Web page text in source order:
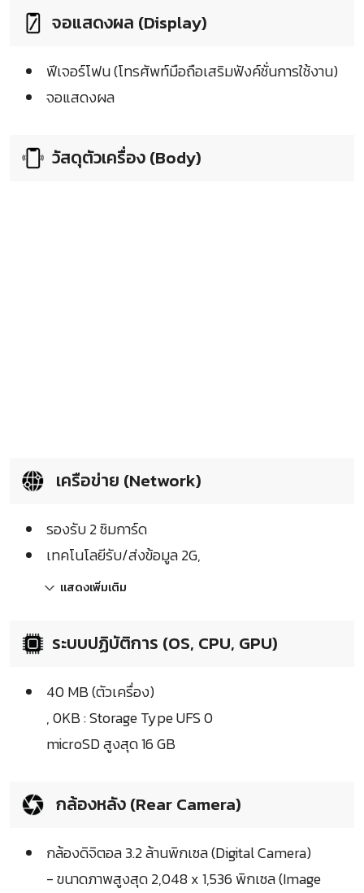
จอแสดงผล (Display)
ฟีเจอร์โฟน (โทรศัพท์มือถือเสริมฟังค์ชั่นการใช้งาน)
จอแสดงผล
วัสดุตัวเครื่อง (Body)
เครือข่าย (Network)
รองรับ 2 ซิมการ์ด
เทคโนโลยีรับ/ส่งข้อมูล 2G,
แสดงเพิ่มเติม
ระบบปฏิบัติการ (OS, CPU, GPU)
40 MB (ตัวเครื่อง)
, 0KB : Storage Type UFS 0
microSD สูงสุด 16 GB
กล้องหลัง (Rear Camera)
กล้องดิจิตอล 3.2 ล้านพิกเซล (Digital Camera)
- ขนาดภาพสูงสุด 2,048 x 1,536 พิกเซล (Image